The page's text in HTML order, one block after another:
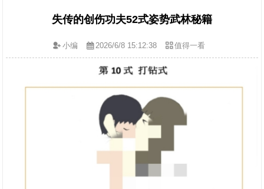
失传的创伤功夫52式姿势武林秘籍
小编 2026/6/8 15:12:38 值得一看